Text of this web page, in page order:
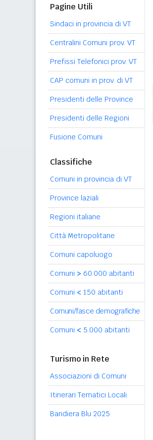
Pagine Utili
Sindaci in provincia di VT
Centralini Comuni prov. VT
Prefissi Telefonici prov. VT
CAP comuni in prov. di VT
Presidenti delle Province
Presidenti delle Regioni
Fusione Comuni
Classifiche
Comuni in provincia di VT
Province laziali
Regioni italiane
Città Metropolitane
Comuni capoluogo
Comuni > 60.000 abitanti
Comuni < 150 abitanti
Comuni/fasce demografiche
Comuni < 5.000 abitanti
Turismo in Rete
Associazioni di Comuni
Itinerari Tematici Locali
Bandiera Blu 2025